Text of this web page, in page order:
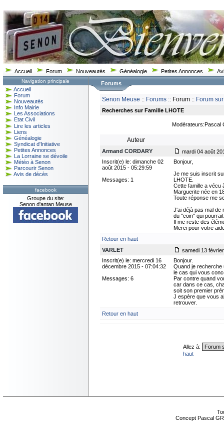
Accueil Forum Nouveautés Généalogie Petites Annonces
Navigation principale
Accueil
Forum
Nouveautés
Info Mairie
Les Associations
Etat Civil
Lire les articles
Liens
Généalogie
Syndicat d'Initiative
Petites Annonces
La Lorraine se dévoile
Météo à Senon
Parcourir Senon
Avis de décès
facebook
Groupe du site:
Senon d'antan Meuse
Forums
Senon Meuse :: Forums :: Forum :: Forum
Recherches sur Famille LHOTE
Modérateurs:Pascal
Auteur
Armand CORDARY
mardi 04 août
Inscrit(e) le: dimanche 02
août 2015 - 05:29:59
Messages: 1
Bonjour,
Je me suis inscrit
LHOTE.
Cette famille a vécu
Marguerite née en
Toute réponse me
J'ai déjà pas mal de
du "coin" qui
Il me reste des
Merci pour votre
Retour en haut
VARLET
samedi 13
Inscrit(e) le: mercredi 16
décembre 2015 - 07:04:32
Messages: 6
Bonjour.
Quand je recherche
le cas qui vous
Par contre quand
car dans ce cas,
soit son premier
J espère que vous
retrouver.
Retour en haut
Allez à:
haut
Concept Pascal